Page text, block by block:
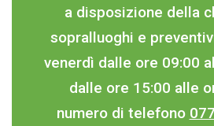
a disposizione della
sopralluoghi e
venerdì dalle ore 09:00
dalle ore 15:00 alle
numero di telefono